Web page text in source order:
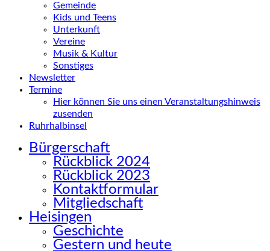
Gemeinde
Kids und Teens
Unterkunft
Vereine
Musik & Kultur
Sonstiges
Newsletter
Termine
Hier können Sie uns einen Veranstaltungshinweis
zusenden
Ruhrhalbinsel
Bürgerschaft
Rückblick 2024
Rückblick 2023
Kontaktformular
Mitgliedschaft
Heisingen
Geschichte
Gestern und heute